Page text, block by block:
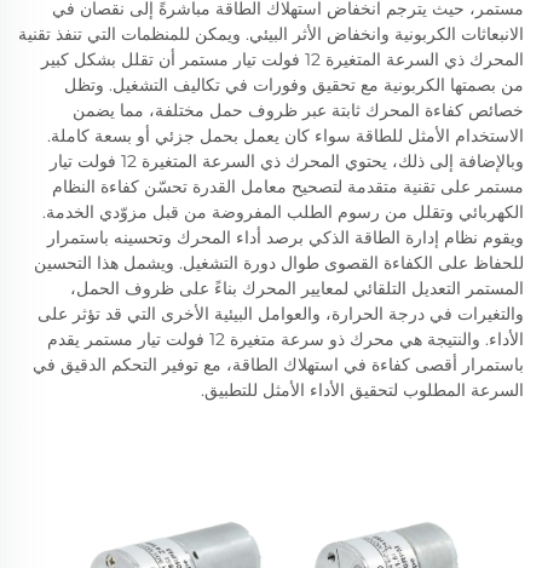
مستمر، حيث يترجم انخفاض استهلاك الطاقة مباشرةً إلى نقصان في
الانبعاثات الكربونية وانخفاض الأثر البيئي. ويمكن للمنظمات التي تنفذ تقنية
المحرك ذي السرعة المتغيرة 12 فولت تيار مستمر أن تقلل بشكل كبير
من بصمتها الكربونية مع تحقيق وفورات في تكاليف التشغيل. وتظل
خصائص كفاءة المحرك ثابتة عبر ظروف حمل مختلفة، مما يضمن
الاستخدام الأمثل للطاقة سواء كان يعمل بحمل جزئي أو بسعة كاملة.
وبالإضافة إلى ذلك، يحتوي المحرك ذي السرعة المتغيرة 12 فولت تيار
مستمر على تقنية متقدمة لتصحيح معامل القدرة تحسّن كفاءة النظام
الكهربائي وتقلل من رسوم الطلب المفروضة من قبل مزوّدي الخدمة.
ويقوم نظام إدارة الطاقة الذكي برصد أداء المحرك وتحسينه باستمرار
للحفاظ على الكفاءة القصوى طوال دورة التشغيل. ويشمل هذا التحسين
المستمر التعديل التلقائي لمعايير المحرك بناءً على ظروف الحمل،
والتغيرات في درجة الحرارة، والعوامل البيئية الأخرى التي قد تؤثر على
الأداء. والنتيجة هي محرك ذو سرعة متغيرة 12 فولت تيار مستمر يقدم
باستمرار أقصى كفاءة في استهلاك الطاقة، مع توفير التحكم الدقيق في
السرعة المطلوب لتحقيق الأداء الأمثل للتطبيق.